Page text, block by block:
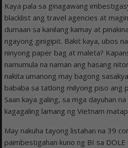
Kaya pala sa ginagawang
blacklist ang travel agencies at
dumaan sa kanilang kamay at
ngayong ginigipit. Bakit kaya, ubos
ninyong paper bag at maleta?
namumula na naman ang hasang
nakita umanong may bagong
bababa sa tatlong milyong piso ang
Saan kaya galing, sa mga dayuhan
kagagaling lamang ng Vietnam
May nakuha tayong listahan na 39
paimbestigahan kuno ng BI sa